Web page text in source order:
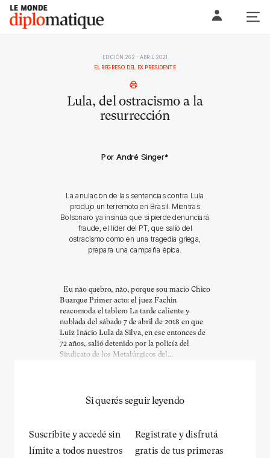
Skip
content
Le monde diplomatique
EDICIÓN 262 - ABRIL 2021
EL REGRESO DEL EX PRESIDENTE
Lula, del ostracismo a la
resurrección
Por André Singer*
La anulación de las sentencias contra Lula
produjo un terremoto en Brasil. Mientras
Bolsonaro ya insinúa que si pierde denunciará
fraude, el líder del PT, que salió del
ostracismo como en una tragedia griega,
prepara una campaña épica.
Eu não quebro, não, porque sou macio Chico
Buarque Primer acto: el juez Fachin
reacomoda el tablero La tarde caliente y
nublada del sábado 7 de abril de 2018 en que
Luiz Inácio Lula da Silva, en ese entonces de
72 años, salió detenido por la policía del
Sindicato de los Metalúrgicos del...
Si querés seguir leyendo
Suscribite y accedé sin
límite a todos nuestros
Registrate y disfrutá
gratis de tus primeras